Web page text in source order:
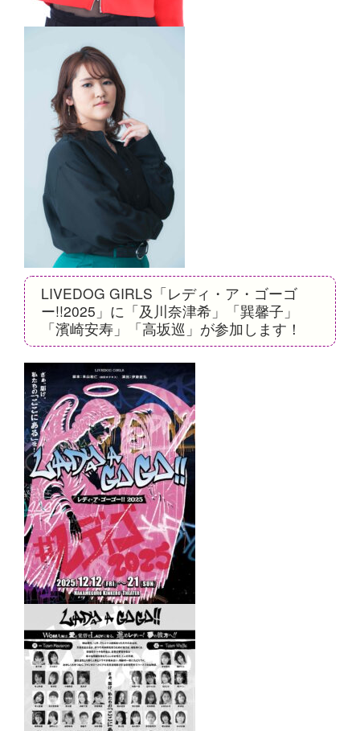
LIVEDOG GIRLS「レディ・ア・ゴーゴ
ー!!2025」に「及川奈津希」「巽馨子」
「濱崎安寿」「高坂巡」が参加します！